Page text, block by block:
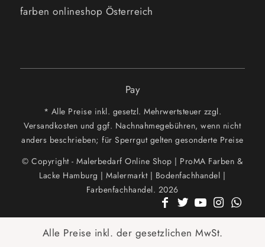
farben onlineshop Österreich
Pay
* Alle Preise inkl. gesetzl. Mehrwertsteuer zzgl.
Versandkosten und ggf. Nachnahmegebühren, wenn nicht
anders beschrieben; für Sperrgut gelten gesonderte Preise
© Copyright - Malerbedarf Online Shop | ProMA Farben &
Lacke Hamburg | Malermarkt | Bodenfachhandel |
Farbenfachhandel. 2026
Alle Preise inkl. der gesetzlichen MwSt.